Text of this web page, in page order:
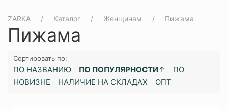
ZARKA Каталог Женщинам Пижама
Пижама
Сортировать по:
ПО НАЗВАНИЮ ПО ПОПУЛЯРНОСТИ↑
ПО
НОВИЗНЕ
НАЛИЧИЕ НА СКЛАДАХ ОПТ